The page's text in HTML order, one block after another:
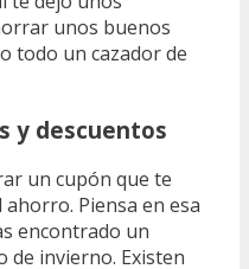
unos buenos
todo un cazador de
y descuentos
un cupón que te
Piensa en esa
encontrado un
de invierno. Existen